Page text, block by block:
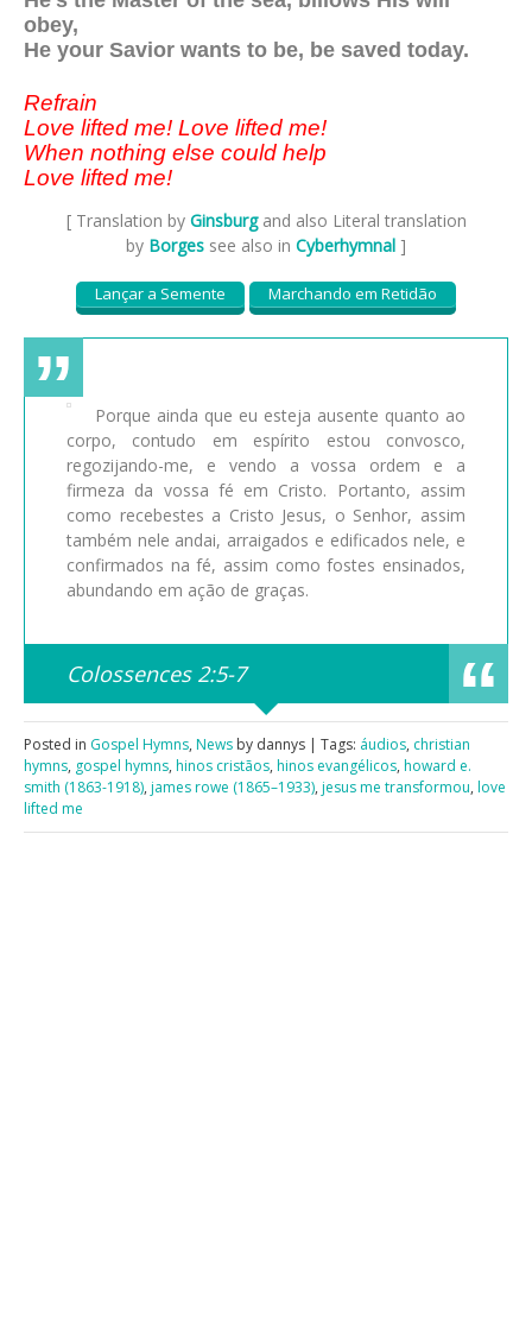
obey,
He your Savior wants to be, be saved today.
Refrain
Love lifted me! Love lifted me!
When nothing else could help
Love lifted me!
[ Translation by Ginsburgand also Literal translation
by Borges see also in Cyberhymnal ]
Lançar a Semente Marchando em Retidão
Porque ainda que eu esteja ausente quanto ao
corpo, contudo em espírito estou convosco,
regozijando-me, e vendo a vossa ordem e a
firmeza da vossa fé em Cristo. Portanto, assim
como recebestes a Cristo Jesus, o Senhor, assim
também nele andai, arraigados e edificados nele, e
confirmados na fé, assim como fostes ensinados,
abundando em ação de graças.
Colossences 2:5-7
Posted in Gospel Hymns, News by dannys | Tags: áudios, christian
hymns, gospel hymns, hinos cristãos, hinos evangélicos, howard e.
smith (1863-1918), james rowe (1865–1933), jesus me transformou, love
lifted me